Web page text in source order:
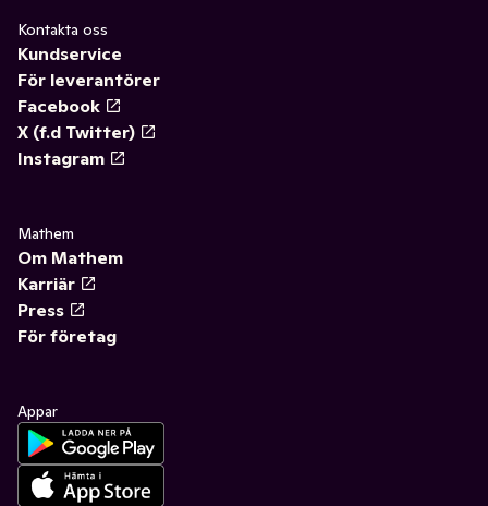
Kontakta oss
Kundservice
För leverantörer
Facebook
X (f.d Twitter)
Instagram
Mathem
Om Mathem
Karriär
Press
För företag
Appar